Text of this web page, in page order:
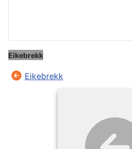
Eikebrekk
Eikebrekk